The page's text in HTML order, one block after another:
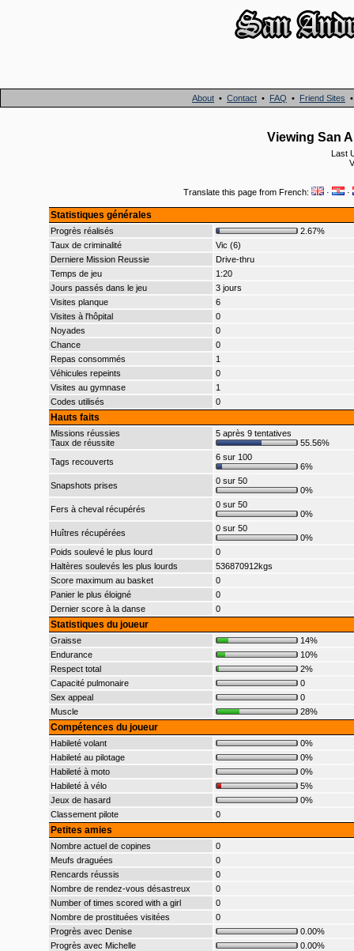
About • Contact • FAQ • Friend Sites
Viewing San
Last
Translate this page from French: · ·
Statistiques générales
Progrès réalisés
2.67%
Taux de criminalité
Vic (6)
Derniere Mission Reussie
Drive-thru
Temps de jeu
1:20
Jours passés dans le jeu
3 jours
Visites planque
6
Visites à l'hôpital
0
Noyades
0
Chance
0
Repas consommés
1
Véhicules repeints
0
Visites au gymnase
1
Codes utilisés
0
Hauts faits
Missions réussies
Taux de réussite
5 après 9 tentatives
55.56%
Tags recouverts
6 sur 100
6%
Snapshots prises
0 sur 50
0%
Fers à cheval récupérés
0 sur 50
0%
Huîtres récupérées
0 sur 50
0%
Poids soulevé le plus lourd
0
Haltères soulevés les plus lourds
536870912kgs
Score maximum au basket
0
Panier le plus éloigné
0
Dernier score à la danse
0
Statistiques du joueur
Graisse
14%
Endurance
10%
Respect total
2%
Capacité pulmonaire
0
Sex appeal
0
Muscle
28%
Compétences du joueur
Habileté volant
0%
Habileté au pilotage
0%
Habileté à moto
0%
Habileté à vélo
5%
Jeux de hasard
0%
Classement pilote
0
Petites amies
Nombre actuel de copines
0
Meufs draguées
0
Rencards réussis
0
Nombre de rendez-vous désastreux
0
Number of times scored with a girl
0
Nombre de prostituées visitées
0
Progrès avec Denise
0.00%
Progrès avec Michelle
0.00%